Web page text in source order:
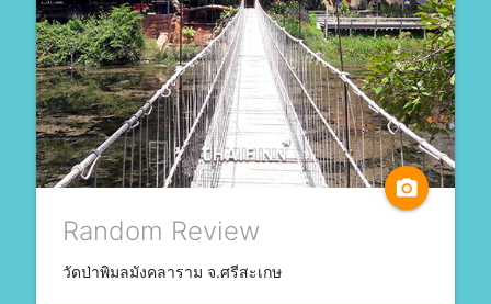
camera_alt
Random Review
วัดป่าพิมลมังคลาราม จ.ศรีสะเกษ